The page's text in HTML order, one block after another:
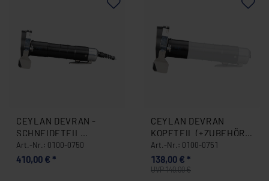
CEYLAN DEVRAN -
SCHNEIDETEIL
(DÖNERMESSER) 0100-
0750
Art.-Nr.: 0100-0750
410,00 € *
CEYLAN DEVRAN
KOPFTEIL (+ZUBEHÖR)
0100-0751
Art.-Nr.: 0100-0751
UVP 140,00 €
138,00 € *